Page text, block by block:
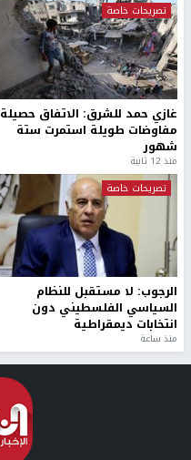
تصريحات خاصة
غازي حمد للشرق: الاتفاق حصيلة
مفاوضات طويلة استمرت ستة
شهور
منذ 12 ثانية
تصريحات خاصة
الرجوب: لا مستقبل للنظام
السياسي الفلسطيني دون
انتخابات ديمقراطية
منذ ساعة